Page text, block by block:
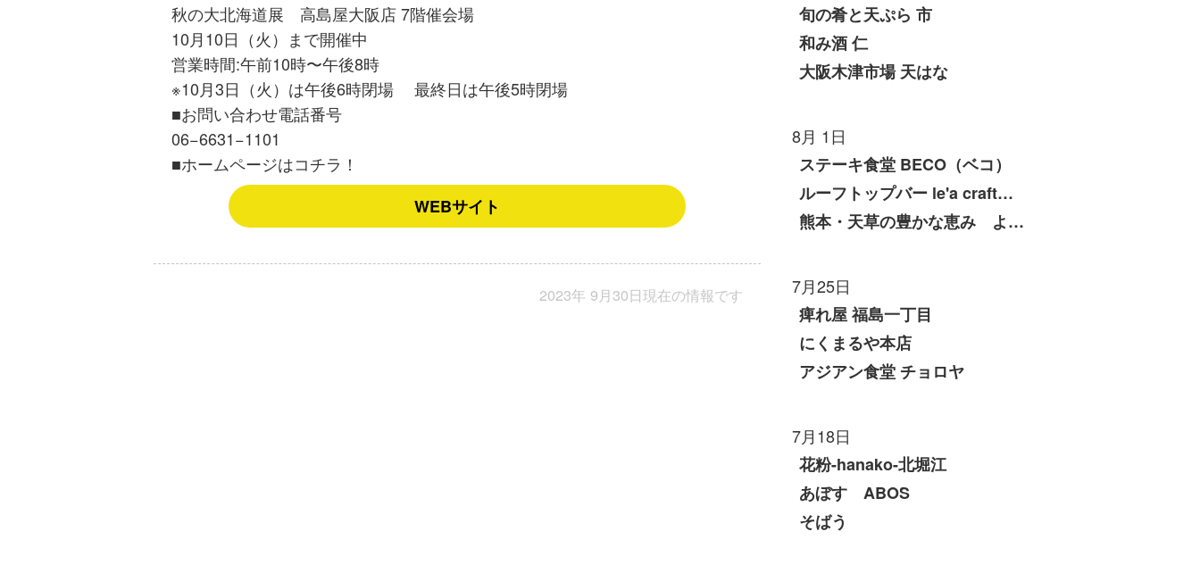
秋の大北海道展 高島屋大阪店 7階催会場
10月10日（火）まで開催中
営業時間:午前10時〜午後8時
※10月3日（火）は午後6時閉場 最終日は午後5時閉場
■お問い合わせ電話番号
06−6631−1101
■ホームページはコチラ！
WEBサイト
2023年 9月30日現在の情報です
旬の肴と天ぷら 市
和み酒 仁
大阪木津市場 天はな
8月 1日
ステーキ食堂 BECO（ベコ）
ルーフトップバー le'a craft（レアクラフト）
熊本・天草の豊かな恵み よしたけ
7月25日
痺れ屋 福島一丁目
にくまるや本店
アジアン食堂 チョロヤ
7月18日
花粉-hanako-北堀江
あぼす ABOS
そばう